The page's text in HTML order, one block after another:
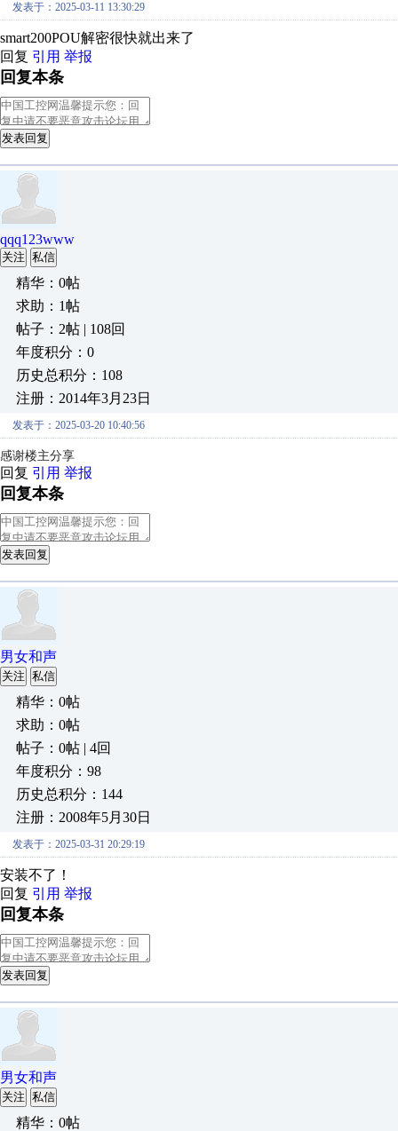
发表于：2025-03-11 13:30:29
smart200POU解密很快就出来了
回复 引用 举报
回复本条
发表回复
qqq123www
关注 私信
精华：0帖
求助：1帖
帖子：2帖 | 108回
年度积分：0
历史总积分：108
注册：2014年3月23日
发表于：2025-03-20 10:40:56
感谢楼主分享
回复 引用 举报
回复本条
发表回复
男女和声
关注 私信
精华：0帖
求助：0帖
帖子：0帖 | 4回
年度积分：98
历史总积分：144
注册：2008年5月30日
发表于：2025-03-31 20:29:19
安装不了！
回复 引用 举报
回复本条
发表回复
男女和声
关注 私信
精华：0帖